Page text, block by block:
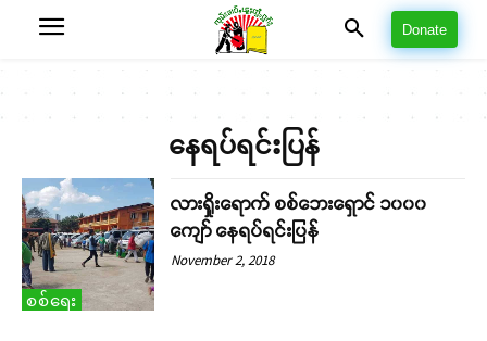
Donate
နေရပ်ရင်းပြန်
စစ်ရေး
လားရှိုးရောက် စစ်ဘေးရှောင် ၁၀၀၀
ကျော် နေရပ်ရင်းပြန်
November 2, 2018